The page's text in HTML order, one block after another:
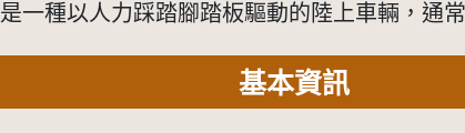
一種以人力踩踏腳踏板驅動的陸上車輛，通
基本資訊